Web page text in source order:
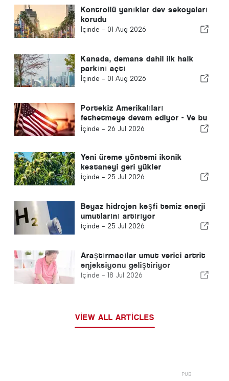
Kontrollü yanıklar dev sekoyaları
korudu
İçinde - 01 Aug 2026
Kanada, demans dahil ilk halk
parkını açtı
İçinde - 01 Aug 2026
Portekiz Amerikalıları
fethetmeye devam ediyor - Ve bu
sadece güneş yüzünden değil
İçinde - 26 Jul 2026
Yeni üreme yöntemi ikonik
kestaneyi geri yükler
İçinde - 25 Jul 2026
Beyaz hidrojen keşfi temiz enerji
umutlarını artırıyor
İçinde - 25 Jul 2026
Araştırmacılar umut verici artrit
enjeksiyonu geliştiriyor
İçinde - 18 Jul 2026
VIEW ALL ARTICLES